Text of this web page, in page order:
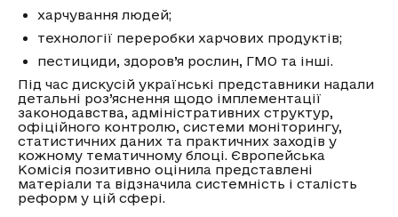
харчування людей;
технології переробки харчових продуктів;
пестициди, здоров’я рослин, ГМО та інші.
Під час дискусій українські представники надали
детальні роз’яснення щодо імплементації
законодавства, адміністративних структур,
офіційного контролю, системи моніторингу,
статистичних даних та практичних заходів у
кожному тематичному блоці. Європейська
Комісія позитивно оцінила представлені
матеріали та відзначила системність і сталість
реформ у цій сфері.